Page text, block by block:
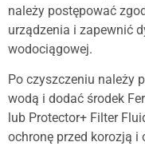
należy postępować
urządzenia i zapewnić
wodociągowej.
Po czyszczeniu należy
wodą i dodać środek
lub Protector+ Filter
ochronę przed korozją i